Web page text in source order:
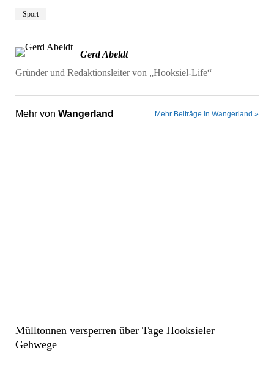
Sport
Gerd Abeldt
Gründer und Redaktionsleiter von „Hooksiel-Life“
Mehr von Wangerland Mehr Beiträge in Wangerland »
Mülltonnen versperren über Tage Hooksieler
Gehwege